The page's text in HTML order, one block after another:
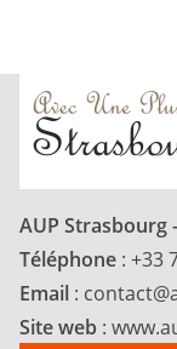
AUP Strasbourg
Téléphone : +33
Email :
Site web :